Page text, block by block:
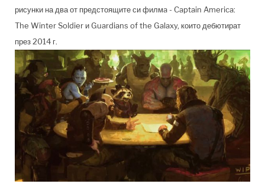
рисунки на два от предстоящите си филмa - Captain America:
The Winter Soldier и Guardians of the Galaxy, които дебютират
през 2014 г.